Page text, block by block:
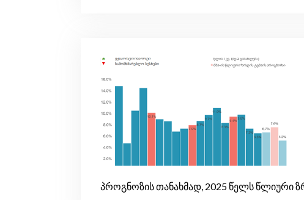
პროგნოზის თანახმად, 2025 წელს წლიური